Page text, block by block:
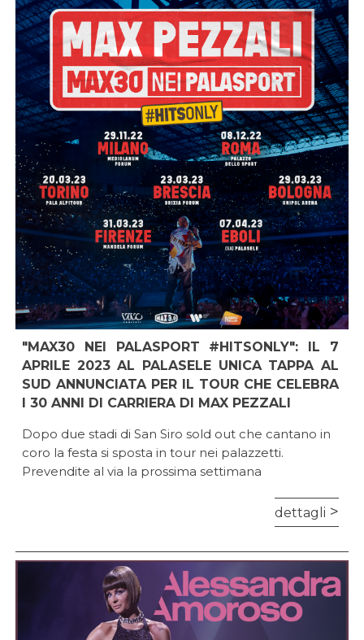
"MAX30 NEI PALASPORT #HITSONLY": IL 7
APRILE 2023 AL PALASELE UNICA TAPPA AL
SUD ANNUNCIATA PER IL TOUR CHE CELEBRA
I 30 ANNI DI CARRIERA DI MAX PEZZALI
Dopo due stadi di San Siro sold out che cantano in
coro la festa si sposta in tour nei palazzetti.
Prevendite al via la prossima settimana
dettagli